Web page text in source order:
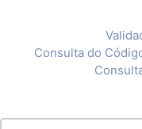
Consulta do